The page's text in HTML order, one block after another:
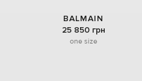
BALMAIN
25 850 грн
one size